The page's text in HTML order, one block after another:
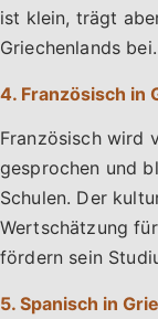
ist klein, trägt
Griechenlands bei.
4. Französisch in
Französisch wird
gesprochen und
Schulen. Der
Wertschätzung
fördern sein
5. Spanisch in